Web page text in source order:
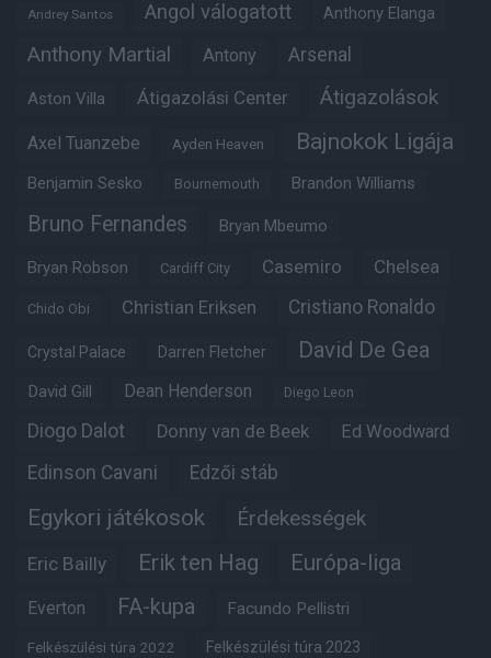
Andrey Santos Angol válogatott Anthony Elanga
Anthony Martial Antony Arsenal
Aston Villa Átigazolási Center Átigazolások
Axel Tuanzebe Ayden Heaven Bajnokok Ligája
Benjamin Sesko Bournemouth Brandon Williams
Bruno Fernandes Bryan Mbeumo
Bryan Robson Cardiff City Casemiro Chelsea
Chido Obi Christian Eriksen Cristiano Ronaldo
Crystal Palace Darren Fletcher David De Gea
David Gill Dean Henderson Diego Leon
Diogo Dalot Donny van de Beek Ed Woodward
Edinson Cavani Edzői stáb
Egykori játékosok Érdekességek
Eric Bailly Erik ten Hag Európa-liga
Everton FA-kupa Facundo Pellistri
Felkészülési túra 2022 Felkészülési túra 2023